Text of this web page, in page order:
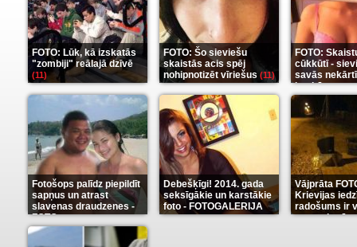
FOTO: Lūk, kā izskatās
"zombiji" reālajā dzīvē
(11)
FOTO: Šo sieviešu
skaistās acis spēj
nohipnotizēt vīriešus (11)
FOTO:
cūkkūtī -
savās
istabās(12)
Fotošops palīdz piepildīt
sapņus un atrast
slavenas draudzenes -
FOTO(13)
Debešķīgi! 2014. gada
seksīgākie un karstākie
foto - FOTOGALERIJA
(9)
Vājprāta
Krievijas
radošums ir